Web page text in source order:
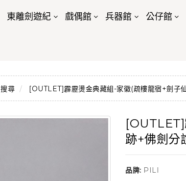
東離劍遊紀 戲偶館 兵器館 公仔館
搜尋 [OUTLET]霹靂燙金典藏組-家徽(疏樓龍宿+劍子
[OUTLET]
跡+佛劍分
品牌: PILI